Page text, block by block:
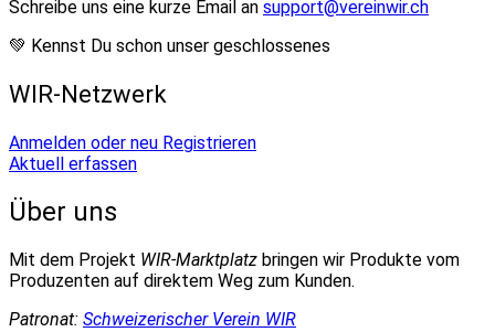
Schreibe uns eine kurze Email an support@vereinwir.ch
💚 Kennst Du schon unser geschlossenes
WIR-Netzwerk
Anmelden oder neu Registrieren
Aktuell erfassen
Über uns
Mit dem Projekt WIR-Marktplatz bringen wir Produkte vom
Produzenten auf direktem Weg zum Kunden.
Patronat: Schweizerischer Verein WIR